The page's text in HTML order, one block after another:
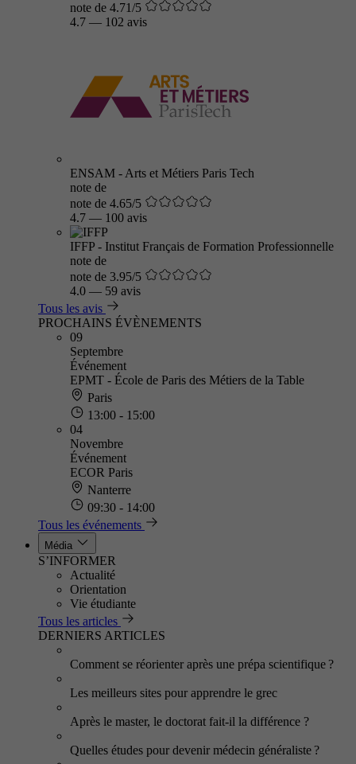
note de 4.71/5
4.7 — 102 avis
ENSAM - Arts et Métiers Paris Tech
note de
note de 4.65/5
4.7 — 100 avis
IFFP - Institut Français de Formation Professionnelle
note de
note de 3.95/5
4.0 — 59 avis
Tous les avis
PROCHAINS ÉVÈNEMENTS
09
Septembre
Événement
EPMT - École de Paris des Métiers de la Table
Paris
13:00 - 15:00
04
Novembre
Événement
ECOR Paris
Nanterre
09:30 - 14:00
Tous les événements
Média
S’INFORMER
Actualité
Orientation
Vie étudiante
Tous les articles
DERNIERS ARTICLES
Comment se réorienter après une prépa scientifique ?
Les meilleurs sites pour apprendre le grec
Après le master, le doctorat fait-il la différence ?
Quelles études pour devenir médecin généraliste ?